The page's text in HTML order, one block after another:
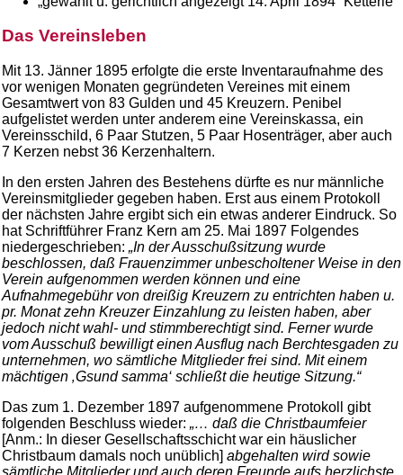
Das Vereinsleben
Mit 13. Jänner 1895 erfolgte die erste Inventaraufnahme des
vor wenigen Monaten gegründeten Vereines mit einem
Gesamtwert von 83 Gulden und 45 Kreuzern. Penibel
aufgelistet werden unter anderem eine Vereinskassa, ein
Vereinsschild, 6 Paar Stutzen, 5 Paar Hosenträger, aber auch
7 Kerzen nebst 36 Kerzenhaltern.
In den ersten Jahren des Bestehens dürfte es nur männliche
Vereinsmitglieder gegeben haben. Erst aus einem Protokoll
der nächsten Jahre ergibt sich ein etwas anderer Eindruck. So
hat Schriftführer Franz Kern am 25. Mai 1897 Folgendes
niedergeschrieben: „In der Ausschußsitzung wurde
beschlossen, daß Frauenzimmer unbescholtener Weise in den
Verein aufgenommen werden können und eine
Aufnahmegebühr von dreißig Kreuzern zu entrichten haben u.
pr. Monat zehn Kreuzer Einzahlung zu leisten haben, aber
jedoch nicht wahl- und stimmberechtigt sind. Ferner wurde
vom Ausschuß bewilligt einen Ausflug nach Berchtesgaden zu
unternehmen, wo sämtliche Mitglieder frei sind. Mit einem
mächtigen ‚Gsund samma‘ schließt die heutige Sitzung.“
Das zum 1. Dezember 1897 aufgenommene Protokoll gibt
folgenden Beschluss wieder: „… daß die Christbaumfeier
[Anm.: In dieser Gesellschaftsschicht war ein häuslicher
Christbaum damals noch unüblich] abgehalten wird sowie
sämtliche Mitglieder und auch deren Freunde aufs herzlichste